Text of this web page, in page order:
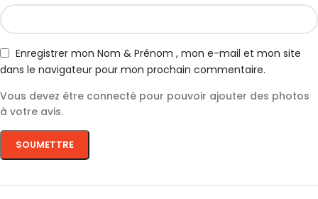
Enregistrer mon Nom & Prénom , mon e-mail et mon site
dans le navigateur pour mon prochain commentaire.
Vous devez être connecté pour pouvoir ajouter des photos
à votre avis.